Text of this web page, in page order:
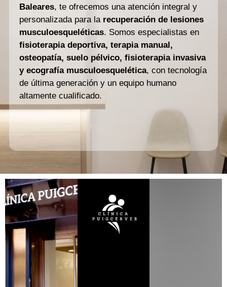
Baleares, te ofrecemos una atención integral y
personalizada para la recuperación de lesiones
musculoesqueléticas. Somos especialistas en
fisioterapia deportiva, terapia manual,
osteopatía, suelo pélvico, fisioterapia invasiva
y ecografía musculoesquelética, con tecnología
de última generación y un equipo humano
altamente cualificado.